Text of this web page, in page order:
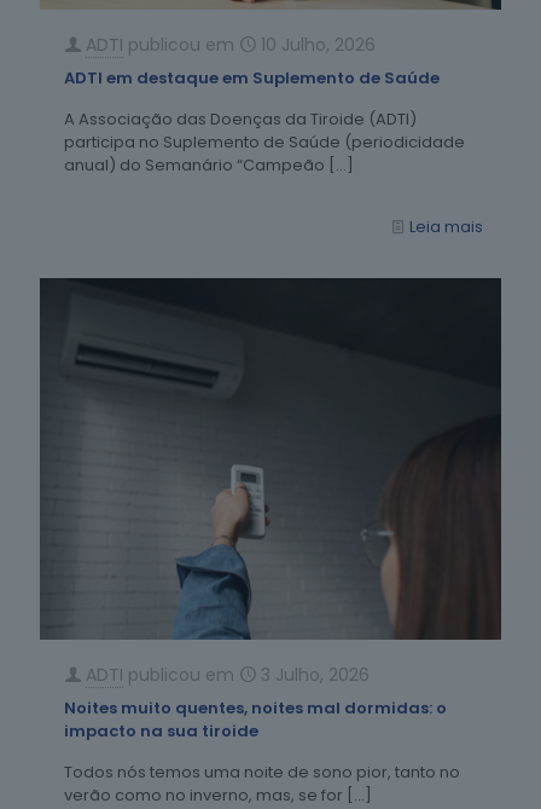
ADTI publicou em 10 Julho, 2026
ADTI em destaque em Suplemento de Saúde
A Associação das Doenças da Tiroide (ADTI)
participa no Suplemento de Saúde (periodicidade
anual) do Semanário “Campeão […]
Leia mais
ADTI publicou em 3 Julho, 2026
Noites muito quentes, noites mal dormidas: o
impacto na sua tiroide
Todos nós temos uma noite de sono pior, tanto no
verão como no inverno, mas, se for […]